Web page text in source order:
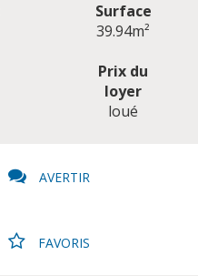
Surface
39.94m²
Prix du
loyer
loué
AVERTIR
FAVORIS